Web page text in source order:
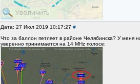
Дата: 27 Июл 2019 10:17:27 #
Что за баллон петляет в районе Челябинска? У меня
уверенно принимается на 14 MHz полосе: